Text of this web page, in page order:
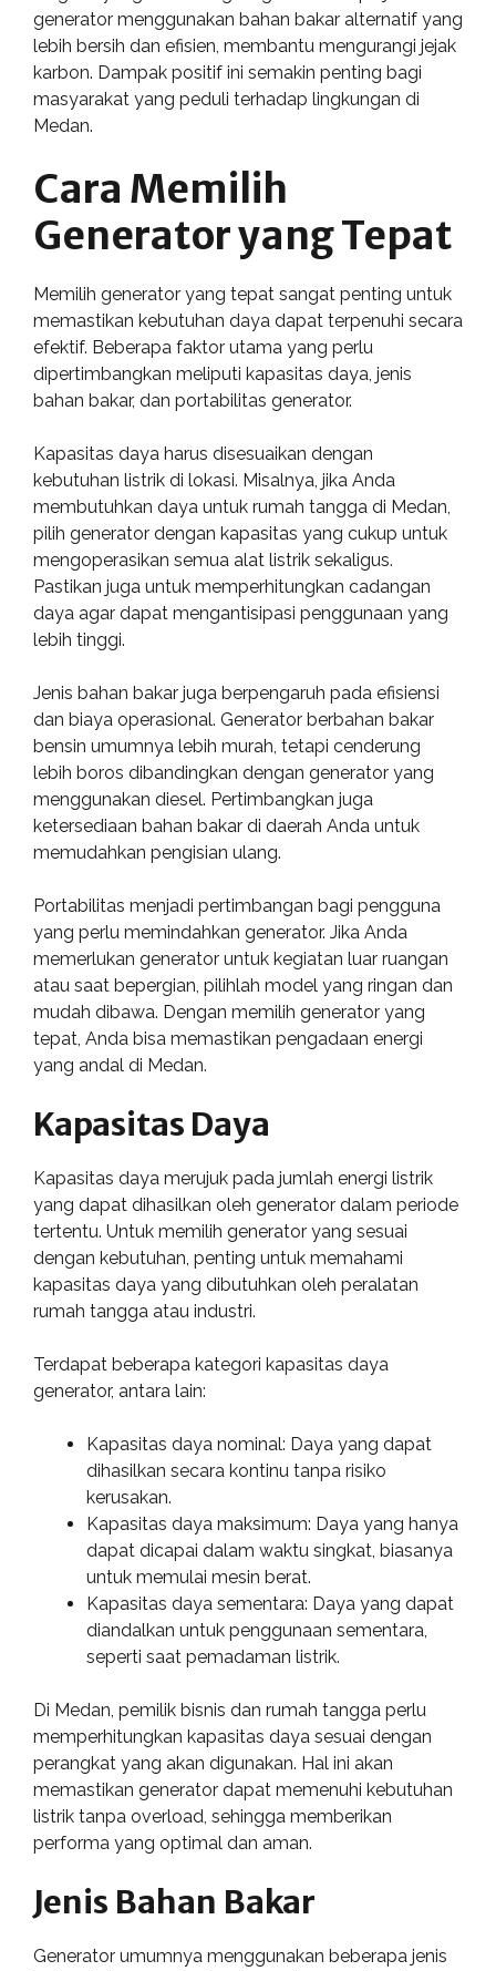
generator menggunakan bahan bakar alternatif yang
lebih bersih dan efisien, membantu mengurangi jejak
karbon. Dampak positif ini semakin penting bagi
masyarakat yang peduli terhadap lingkungan di
Medan.
Cara Memilih
Generator yang Tepat
Memilih generator yang tepat sangat penting untuk
memastikan kebutuhan daya dapat terpenuhi secara
efektif. Beberapa faktor utama yang perlu
dipertimbangkan meliputi kapasitas daya, jenis
bahan bakar, dan portabilitas generator.
Kapasitas daya harus disesuaikan dengan
kebutuhan listrik di lokasi. Misalnya, jika Anda
membutuhkan daya untuk rumah tangga di Medan,
pilih generator dengan kapasitas yang cukup untuk
mengoperasikan semua alat listrik sekaligus.
Pastikan juga untuk memperhitungkan cadangan
daya agar dapat mengantisipasi penggunaan yang
lebih tinggi.
Jenis bahan bakar juga berpengaruh pada efisiensi
dan biaya operasional. Generator berbahan bakar
bensin umumnya lebih murah, tetapi cenderung
lebih boros dibandingkan dengan generator yang
menggunakan diesel. Pertimbangkan juga
ketersediaan bahan bakar di daerah Anda untuk
memudahkan pengisian ulang.
Portabilitas menjadi pertimbangan bagi pengguna
yang perlu memindahkan generator. Jika Anda
memerlukan generator untuk kegiatan luar ruangan
atau saat bepergian, pilihlah model yang ringan dan
mudah dibawa. Dengan memilih generator yang
tepat, Anda bisa memastikan pengadaan energi
yang andal di Medan.
Kapasitas Daya
Kapasitas daya merujuk pada jumlah energi listrik
yang dapat dihasilkan oleh generator dalam periode
tertentu. Untuk memilih generator yang sesuai
dengan kebutuhan, penting untuk memahami
kapasitas daya yang dibutuhkan oleh peralatan
rumah tangga atau industri.
Terdapat beberapa kategori kapasitas daya
generator, antara lain:
Kapasitas daya nominal: Daya yang dapat
dihasilkan secara kontinu tanpa risiko
kerusakan.
Kapasitas daya maksimum: Daya yang hanya
dapat dicapai dalam waktu singkat, biasanya
untuk memulai mesin berat.
Kapasitas daya sementara: Daya yang dapat
diandalkan untuk penggunaan sementara,
seperti saat pemadaman listrik.
Di Medan, pemilik bisnis dan rumah tangga perlu
memperhitungkan kapasitas daya sesuai dengan
perangkat yang akan digunakan. Hal ini akan
memastikan generator dapat memenuhi kebutuhan
listrik tanpa overload, sehingga memberikan
performa yang optimal dan aman.
Jenis Bahan Bakar
Generator umumnya menggunakan beberapa jenis